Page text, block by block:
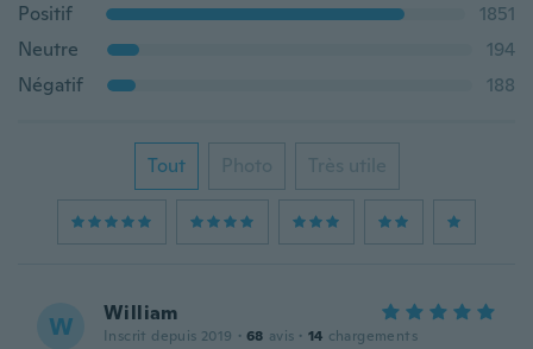
Positif
1851
Neutre
194
Négatif
188
Tout Photo Très utile
W William
Inscrit depuis 2019 · 68 avis · 14 chargements